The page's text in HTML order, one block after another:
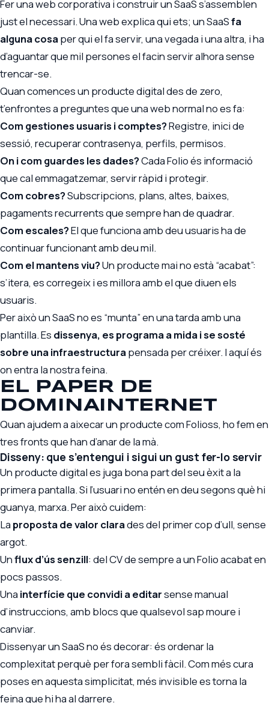
Fer una web corporativa i construir un SaaS s’assemblen
just el necessari. Una web explica qui ets; un SaaSfa
alguna cosaper qui el fa servir, una vegada i una altra, i ha
d’aguantar que mil persones el facin servir alhora sense
trencar-se.
Quan comences un producte digital des de zero,
t’enfrontes a preguntes que una web normal no es fa:
Com gestiones usuaris i comptes?Registre, inici de
sessió, recuperar contrasenya, perfils, permisos.
On i com guardes les dades?Cada Folio és informació
que cal emmagatzemar, servir ràpid i protegir.
Com cobres?Subscripcions, plans, altes, baixes,
pagaments recurrents que sempre han de quadrar.
Com escales?El que funciona amb deu usuaris ha de
continuar funcionant amb deu mil.
Com el mantens viu?Un producte mai no està “acabat”:
s’itera, es corregeix i es millora amb el que diuen els
usuaris.
Per això un SaaS no es “munta” en una tarda amb una
plantilla. Es dissenya, es programa a mida i se sosté
sobre una infraestructurapensada per créixer. I aquí és
on entra la nostra feina.
EL PAPER DE
DOMINAINTERNET
Quan ajudem a aixecar un producte com Folioss, ho fem en
tres fronts que han d’anar de la mà.
Disseny: que s’entengui i sigui un gust fer-lo servir
Un producte digital es juga bona part del seu èxit a la
primera pantalla. Si l’usuari no entén en deu segons què hi
guanya, marxa. Per això cuidem:
La proposta de valor clarades del primer cop d’ull, sense
argot.
Unflux d’ús senzill: del CV de sempre a un Folio acabat en
pocs passos.
Una interfície que convidi a editarsense manual
d’instruccions, amb blocs que qualsevol sap moure i
canviar.
Dissenyar un SaaS no és decorar: és ordenar la
complexitat perquè per fora sembli fàcil. Com més cura
poses en aquesta simplicitat, més invisible es torna la
feina que hi ha al darrere.